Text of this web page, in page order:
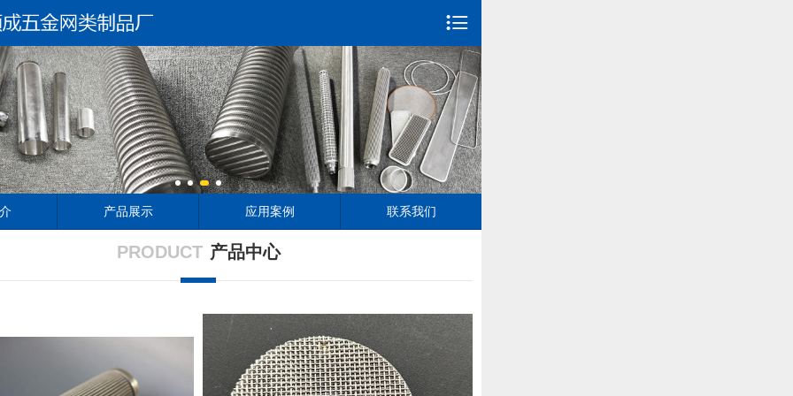

产品展示 应用案例 联系我们
PRODUCT 产品中心